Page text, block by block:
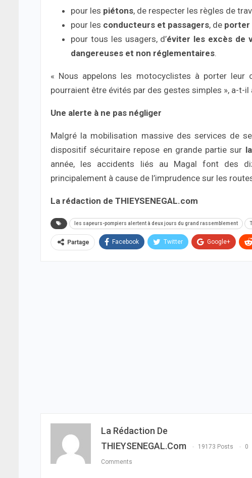
pour les piétons, de respecter les règles de
pour les conducteurs et passagers, de porter
pour tous les usagers, d’éviter les excès de
dangereuses et non réglementaires.
« Nous appelons les motocyclistes à porter leur
pourraient être évités par des gestes simples », a-t-il
Une alerte à ne pas négliger
Malgré la mobilisation massive des services de
dispositif sécuritaire repose en grande partie sur
année, les accidents liés au Magal font des
principalement à cause de l’imprudence sur les
La rédaction de THIEYSENEGAL.com
les sapeurs-pompiers alertent à deux jours du grand rassemblement
Partage Facebook Twitter Google+
La Rédaction De
THIEYSENEGAL.com
19173 Posts 0
Comments